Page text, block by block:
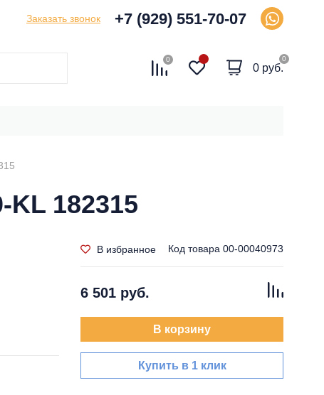
Заказать звонок +7 (929) 551-70-07
0 0
0 руб.
182315
В избранное Код товара 00-00040973
6 501 руб.
В корзину
Купить в 1 клик